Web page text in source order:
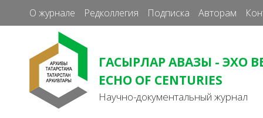
О журнале Редколлегия Подписка Авторам
ГАСЫРЛАР АВАЗЫ - ЭХО
ECHO OF CENTURIES
Научно-документальный журнал